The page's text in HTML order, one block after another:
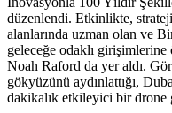
düzenlendi. Etkinlikte,
alanlarında uzman olan ve
geleceğe odaklı
Noah Raford da yer aldı.
gökyüzünü aydınlattığı,
dakikalık etkileyici bir drone